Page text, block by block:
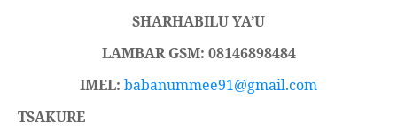
SHARHABILU YA’U
LAMBAR GSM: 08146898484
IMEL: babanummee91@gmail.com
TSAKURE